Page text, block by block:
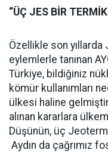
“ÜÇ JES BİR
Özellikle son
eylemlerle tanınan
Türkiye, bildiğiniz
kömür kullanımları
ülkesi haline
alınan kararlara
Düşünün, üç
Aydın da çağrımız